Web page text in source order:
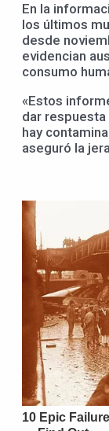
En la
los últimos
desde
evidencian
consumo
«Estos
dar respuesta
hay
aseguró la